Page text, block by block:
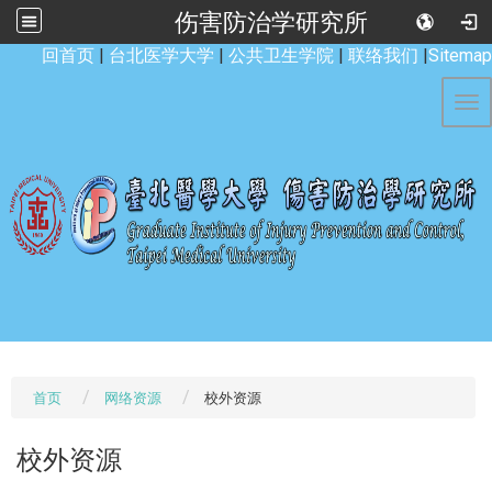
伤害防治学研究所
回首页 | 台北医学大学 | 公共卫生学院 | 联络我们 |Sitemap
首页 网络资源 校外资源
校外资源